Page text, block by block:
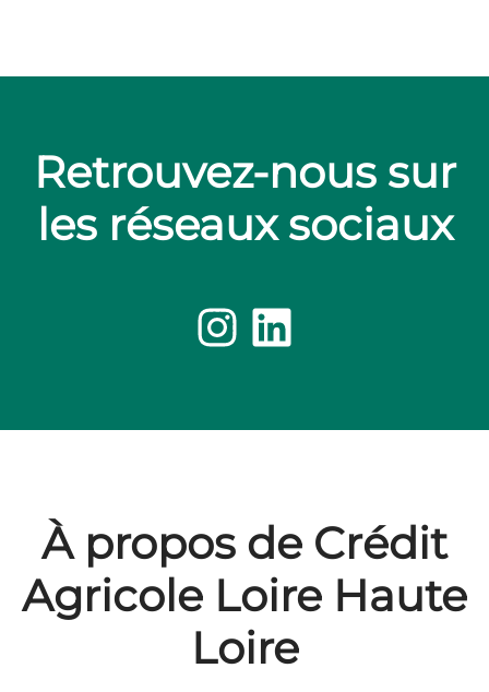
Retrouvez-nous sur
les réseaux sociaux
À propos de Crédit
Agricole Loire Haute
Loire